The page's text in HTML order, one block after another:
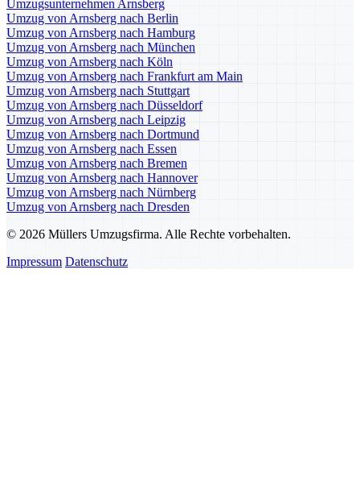
Umzugsunternehmen Arnsberg
Umzug von Arnsberg nach Berlin
Umzug von Arnsberg nach Hamburg
Umzug von Arnsberg nach München
Umzug von Arnsberg nach Köln
Umzug von Arnsberg nach Frankfurt am Main
Umzug von Arnsberg nach Stuttgart
Umzug von Arnsberg nach Düsseldorf
Umzug von Arnsberg nach Leipzig
Umzug von Arnsberg nach Dortmund
Umzug von Arnsberg nach Essen
Umzug von Arnsberg nach Bremen
Umzug von Arnsberg nach Hannover
Umzug von Arnsberg nach Nürnberg
Umzug von Arnsberg nach Dresden
© 2026 Müllers Umzugsfirma. Alle Rechte vorbehalten.
Impressum Datenschutz